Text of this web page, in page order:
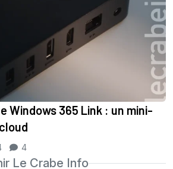
Windows 365 Link : un mini-
4
Le Crabe Info